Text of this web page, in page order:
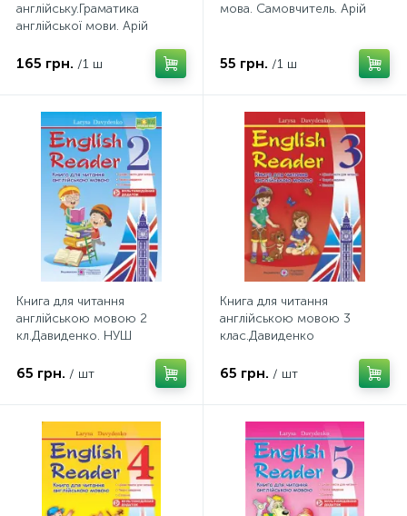
англійську.Граматика
англійської мови. Арій
165 грн. /1 ш
мова. Самовчитель. Арій
55 грн. /1 ш
Книга для читання
англійською мовою 2
кл.Давиденко. НУШ
65 грн. / шт
Книга для читання
англійською мовою 3
клас.Давиденко
65 грн. / шт